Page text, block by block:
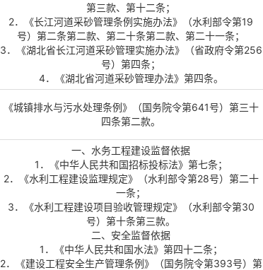
第三款、第十二条；
2．《长江河道采砂管理条例实施办法》（水利部令第19
号）第二条第二款、第二十条第二款、第二十一条；
3．《湖北省长江河道采砂管理实施办法》（省政府令第256
号）第四条；
4．《湖北省河道采砂管理办法》第四条。
《城镇排水与污水处理条例》（国务院令第641号）第三十
四条第二款。
一、水务工程建设监督依据
1．《中华人民共和国招标投标法》第七条；
2．《水利工程建设监理规定》（水利部令第28号）第二十
一条；
3．《水利工程建设项目验收管理规定》（水利部令第30
号）第十条第三款。
二、安全监督依据
1．《中华人民共和国水法》第四十二条；
2．《建设工程安全生产管理条例》（国务院令第393号）第